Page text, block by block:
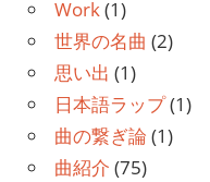
Work(1)
世界の名曲 (2)
思い出 (1)
日本語ラップ(1)
曲の繋ぎ論 (1)
曲紹介 (75)